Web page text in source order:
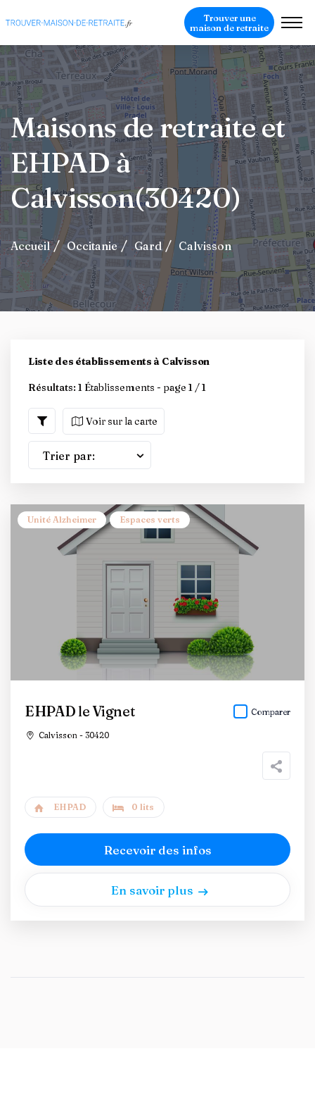
Trouver une
maison de retraite
Maisons de retraite et
EHPAD à
Calvisson(30420)
Accueil Occitanie Gard Calvisson
Liste des établissements à Calvisson
Résultats: 1 Établissements - page 1 / 1
Voir sur la carte
Trier par:
Unité Alzheimer Espaces verts
EHPAD le Vignet
Calvisson - 30420
Comparer
EHPAD 0 lits
Recevoir des infos
En savoir plus